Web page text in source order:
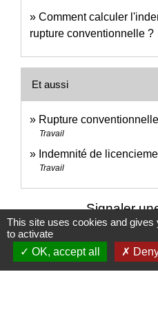
Comment calculer
rupture conventionnelle ?
Et aussi
Rupture conventionnelle
Travail
Indemnité de
Travail
Signaler
This site uses cookies and
to activate
OK, accept all